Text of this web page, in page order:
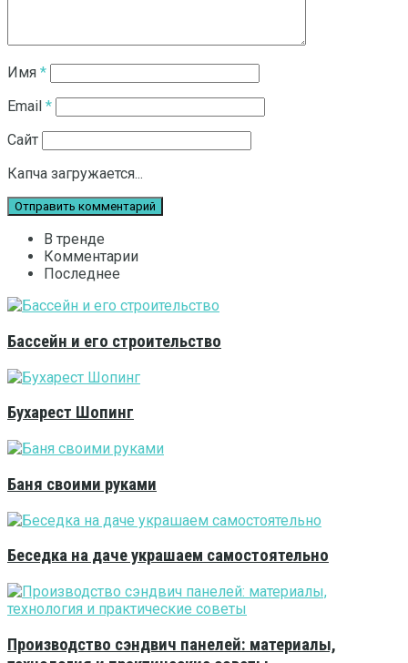
Имя *
Email *
Сайт
Капча загружается...
В тренде
Комментарии
Последнее
Бассейн и его строительство
Бухарест Шопинг
Баня своими руками
Беседка на даче украшаем самостоятельно
Производство сэндвич панелей: материалы,